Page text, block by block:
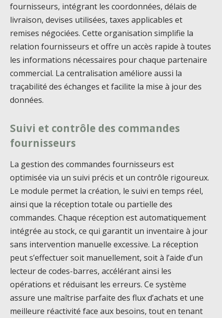
fournisseurs, intégrant les coordonnées, délais de
livraison, devises utilisées, taxes applicables et
remises négociées. Cette organisation simplifie la
relation fournisseurs et offre un accès rapide à toutes
les informations nécessaires pour chaque partenaire
commercial. La centralisation améliore aussi la
traçabilité des échanges et facilite la mise à jour des
données.
Suivi et contrôle des commandes
fournisseurs
La gestion des commandes fournisseurs est
optimisée via un suivi précis et un contrôle rigoureux.
Le module permet la création, le suivi en temps réel,
ainsi que la réception totale ou partielle des
commandes. Chaque réception est automatiquement
intégrée au stock, ce qui garantit un inventaire à jour
sans intervention manuelle excessive. La réception
peut s’effectuer soit manuellement, soit à l’aide d’un
lecteur de codes-barres, accélérant ainsi les
opérations et réduisant les erreurs. Ce système
assure une maîtrise parfaite des flux d’achats et une
meilleure réactivité face aux besoins, tout en tenant